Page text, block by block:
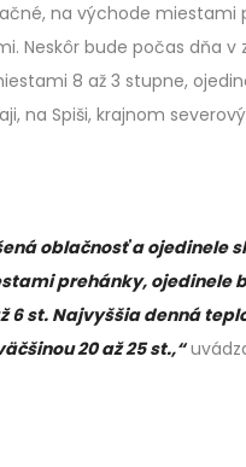
na východe miestami
Neskôr bude počas dňa
8 až 3 stupne,
na Spiši, krajnom
oblačnosť a ojedinele
prehánky, ojedinele
6 st. Najvyššia denná
20 až 25 st.,“